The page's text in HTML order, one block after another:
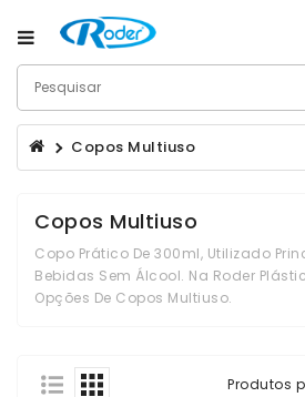
Category
De
Café
De
Chopp
Champanheiras
Copos
Copos Multiuso
Copos Multiuso
Copo Prático De 300ml, Utilizado
Bebidas Sem Álcool. Na Roder
Opções De Copos Multiuso.
Produtos